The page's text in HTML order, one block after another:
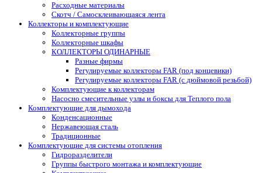
Расходные материалы
Скотч / Самосклеивающаяся лента
Коллекторы и комплектующие
Коллекторные группы
Коллекторные шкафы
КОЛЛЕКТОРЫ ОДИНАРНЫЕ
Разные фирмы
Регулируемые коллекторы FAR (под концевики)
Регулируемые коллекторы FAR (с дюймовой резьбой)
Комплектующие к коллекторам
Насосно смесительные узлы и боксы для Теплого пола
Комплектующие для дымохода
Конденсационные
Нержавеющая сталь
Традиционные
Комплектующие для системы отопления
Гидроразделители
Группы быстрого монтажа и комплектующие